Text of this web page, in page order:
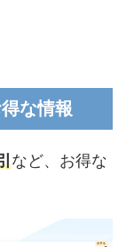
な情報
など、お得な